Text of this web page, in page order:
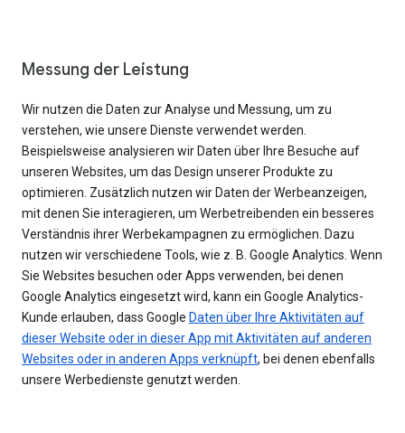
Messung der Leistung
Wir nutzen die Daten zur Analyse und Messung, um zu
verstehen, wie unsere Dienste verwendet werden.
Beispielsweise analysieren wir Daten über Ihre Besuche auf
unseren Websites, um das Design unserer Produkte zu
optimieren. Zusätzlich nutzen wir Daten der Werbeanzeigen,
mit denen Sie interagieren, um Werbetreibenden ein besseres
Verständnis ihrer Werbekampagnen zu ermöglichen. Dazu
nutzen wir verschiedene Tools, wie z. B. Google Analytics. Wenn
Sie Websites besuchen oder Apps verwenden, bei denen
Google Analytics eingesetzt wird, kann ein Google Analytics-
Kunde erlauben, dass Google Daten über Ihre Aktivitäten auf
dieser Website oder in dieser App mit Aktivitäten auf anderen
Websites oder in anderen Apps verknüpft, bei denen ebenfalls
unsere Werbedienste genutzt werden.